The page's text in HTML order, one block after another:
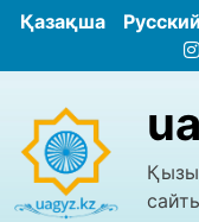
Қазақша Русский